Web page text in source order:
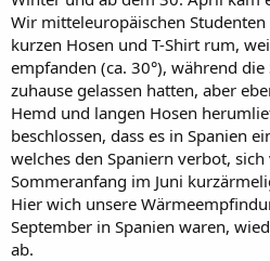
Wir mitteleuropäischen
kurzen Hosen und T-Shirt rum,
empfanden (ca. 30°), während
zuhause gelassen hatten, aber
Hemd und langen Hosen
beschlossen, dass es in Spanien
welches den Spaniern verbot,
Sommeranfang im Juni
Hier wich unsere
September in Spanien waren,
ab.